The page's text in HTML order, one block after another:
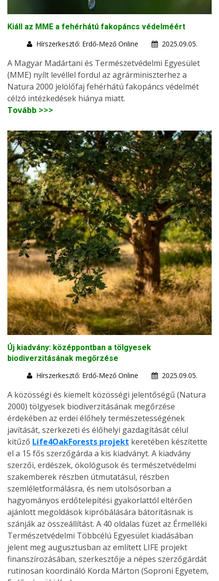
Kiáll az MME a fehérhátú fakopáncs védelméért
Hírszerkesztő: Erdő-Mező Online
2025.09.05.
A Magyar Madártani és Természetvédelmi Egyesület
(MME) nyílt levéllel fordul az agrárminiszterhez a
Natura 2000 jelölőfaj fehérhátú fakopáncs védelmét
célzó intézkedések hiánya miatt.
Tovább >>>
Új kiadvány: középpontban a tölgyesek
biodiverzitásának megőrzése
Hírszerkesztő: Erdő-Mező Online
2025.09.05.
A közösségi és kiemelt közösségi jelentőségű (Natura
2000) tölgyesek biodiverzitásának megőrzése
érdekében az erdei élőhely természetességének
javítását, szerkezeti és élőhelyi gazdagítását célul
kitűző Life4OakForests projekt keretében készítette
el a 15 fős szerzőgárda a kis kiadványt. A kiadvány
szerzői, erdészek, ökológusok és természetvédelmi
szakemberek részben útmutatásul, részben
szemléletformálásra, és nem utolsósorban a
hagyományos erdőtelepítési gyakorlattól eltérően
ajánlott megoldások kipróbálására bátorításnak is
szánják az összeállítást. A 40 oldalas füzet az Érmelléki
Természetvédelmi Többcélú Egyesület kiadásában
jelent meg augusztusban az említett LIFE projekt
finanszírozásában, szerkesztője a népes szerzőgárdát
rutinosan koordináló Korda Márton (Soproni Egyetem,